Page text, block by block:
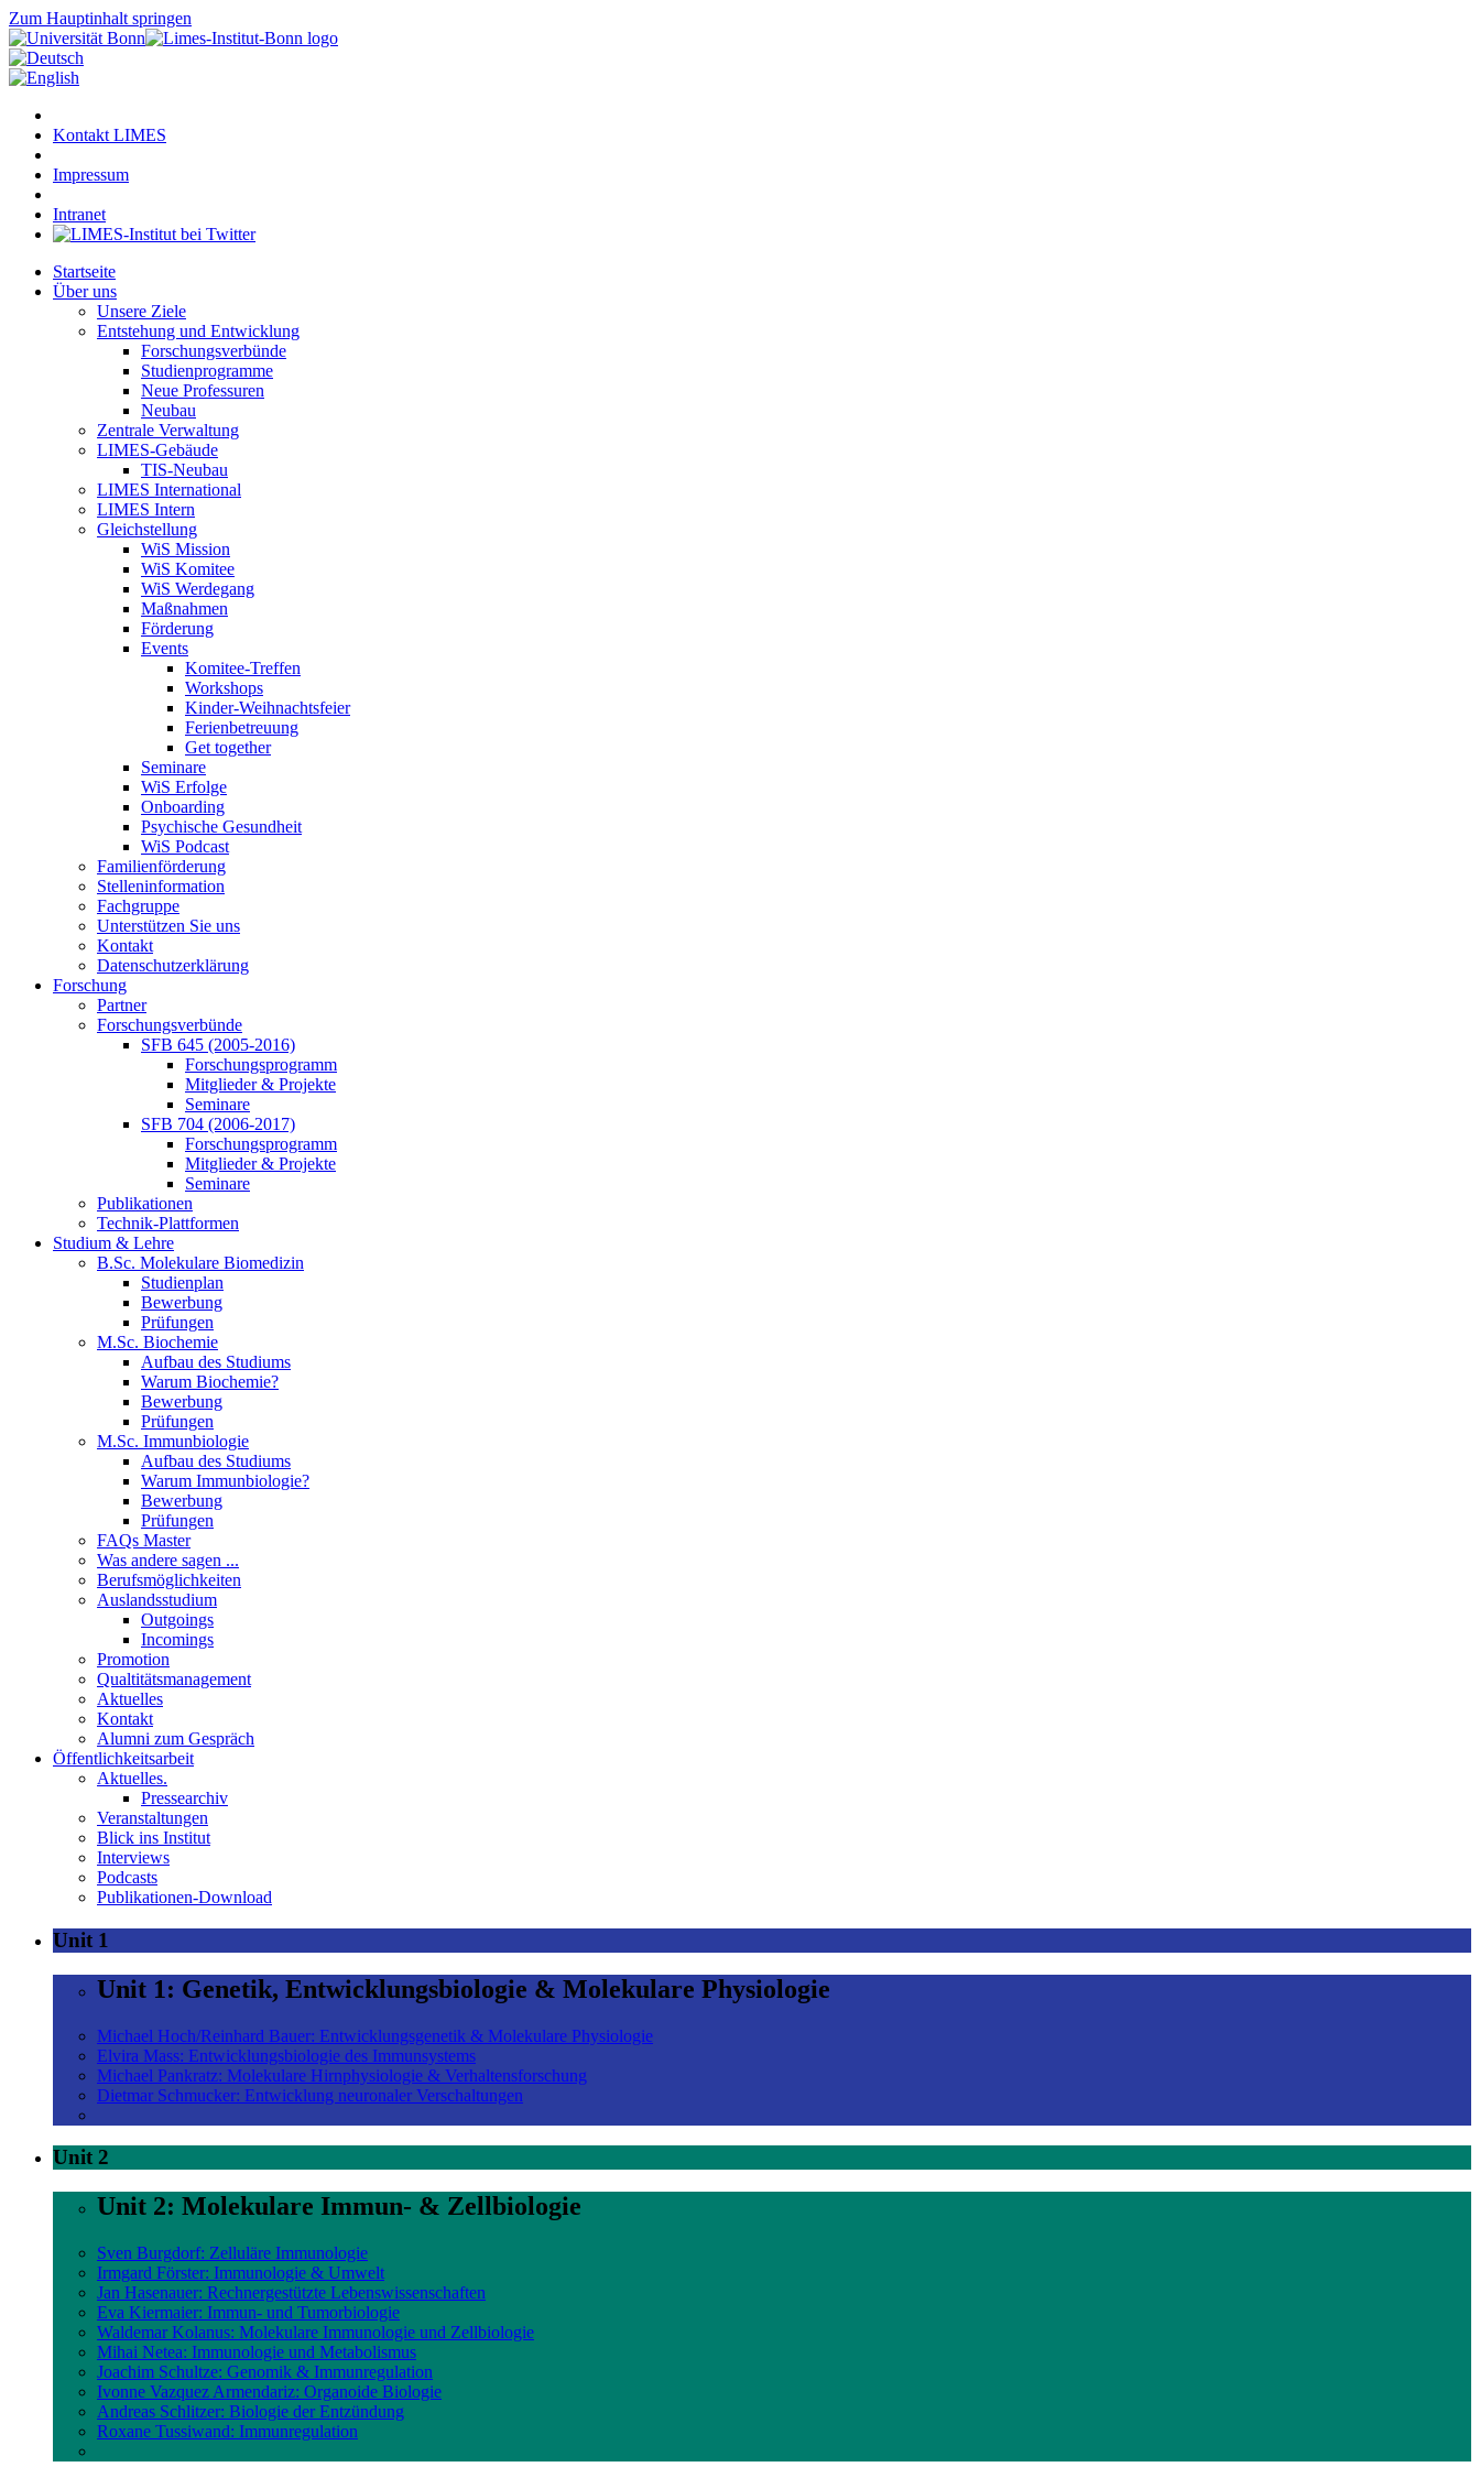
Zum Hauptinhalt springen
Kontakt LIMES
Impressum
Intranet
Startseite
Über uns
Unsere Ziele
Entstehung und Entwicklung
Forschungsverbünde
Studienprogramme
Neue Professuren
Neubau
Zentrale Verwaltung
LIMES-Gebäude
TIS-Neubau
LIMES International
LIMES Intern
Gleichstellung
WiS Mission
WiS Komitee
WiS Werdegang
Maßnahmen
Förderung
Events
Komitee-Treffen
Workshops
Kinder-Weihnachtsfeier
Ferienbetreuung
Get together
Seminare
WiS Erfolge
Onboarding
Psychische Gesundheit
WiS Podcast
Familienförderung
Stelleninformation
Fachgruppe
Unterstützen Sie uns
Kontakt
Datenschutzerklärung
Forschung
Partner
Forschungsverbünde
SFB 645 (2005-2016)
Forschungsprogramm
Mitglieder & Projekte
Seminare
SFB 704 (2006-2017)
Forschungsprogramm
Mitglieder & Projekte
Seminare
Publikationen
Technik-Plattformen
Studium & Lehre
B.Sc. Molekulare Biomedizin
Studienplan
Bewerbung
Prüfungen
M.Sc. Biochemie
Aufbau des Studiums
Warum Biochemie?
Bewerbung
Prüfungen
M.Sc. Immunbiologie
Aufbau des Studiums
Warum Immunbiologie?
Bewerbung
Prüfungen
FAQs Master
Was andere sagen ...
Berufsmöglichkeiten
Auslandsstudium
Outgoings
Incomings
Promotion
Qualtitätsmanagement
Aktuelles
Kontakt
Alumni zum Gespräch
Öffentlichkeitsarbeit
Aktuelles.
Pressearchiv
Veranstaltungen
Blick ins Institut
Interviews
Podcasts
Publikationen-Download
Unit 1
Unit 1: Genetik, Entwicklungsbiologie & Molekulare Physiologie
Michael Hoch/Reinhard Bauer: Entwicklungsgenetik & Molekulare Physiologie
Elvira Mass: Entwicklungsbiologie des Immunsystems
Michael Pankratz: Molekulare Hirnphysiologie & Verhaltensforschung
Dietmar Schmucker: Entwicklung neuronaler Verschaltungen
Unit 2
Unit 2: Molekulare Immun- & Zellbiologie
Sven Burgdorf: Zelluläre Immunologie
Irmgard Förster: Immunologie & Umwelt
Jan Hasenauer: Rechnergestützte Lebenswissenschaften
Eva Kiermaier: Immun- und Tumorbiologie
Waldemar Kolanus: Molekulare Immunologie und Zellbiologie
Mihai Netea: Immunologie und Metabolismus
Joachim Schultze: Genomik & Immunregulation
Ivonne Vazquez Armendariz: Organoide Biologie
Andreas Schlitzer: Biologie der Entzündung
Roxane Tussiwand: Immunregulation